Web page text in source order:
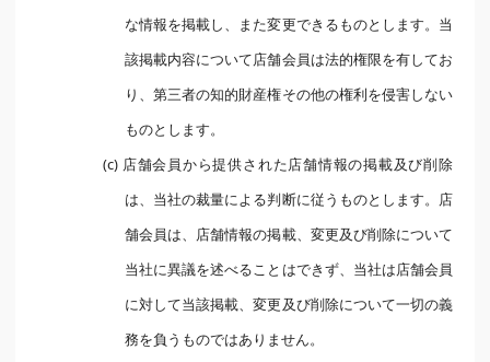
な情報を掲載し、また変更できるものとします。当
該掲載内容について店舗会員は法的権限を有してお
り、第三者の知的財産権その他の権利を侵害しない
ものとします。
(c) 店舗会員から提供された店舗情報の掲載及び削除
は、当社の裁量による判断に従うものとします。店
舗会員は、店舗情報の掲載、変更及び削除について
当社に異議を述べることはできず、当社は店舗会員
に対して当該掲載、変更及び削除について一切の義
務を負うものではありません。